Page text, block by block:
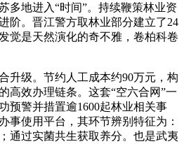
多地进入“时间”。持续鞭策林业资
阶。晋江警方取林业部分建立了24
觉是天然演化的奇不雅，卷柏科卷
级。节约人工成本约90万元，构
高效办理链条。这套“空六合网”一
预警并措置逾1600起林业相关事
事使用平台，其环节辨别特征为：
通过实菌共生获取养分。也是武夷